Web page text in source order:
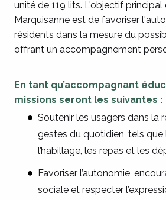
unité de 119 lits. L'objectif
Marquisanne est de favoriser
résidents dans la mesure du
offrant un accompagnement
En tant qu’accompagnant
missions seront les suivantes :
Soutenir les usagers dans la
gestes du quotidien, tels que
l’habillage, les repas et les
Favoriser l’autonomie,
sociale et respecter